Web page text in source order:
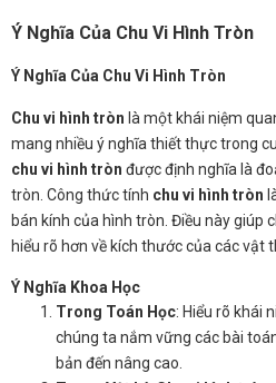
Ý Nghĩa Của Chu Vi Hình Tròn
Ý Nghĩa Của Chu Vi Hình Tròn
Chu vi hình tròn là một khái niệm
mang nhiều ý nghĩa thiết thực trong
chu vi hình tròn được định nghĩa là
tròn. Công thức tính chu vi hình tròn
bán kính của hình tròn. Điều này giúp
hiểu rõ hơn về kích thước của các vật
Ý Nghĩa Khoa Học
Trong Toán Học: Hiểu rõ khái
chúng ta nắm vững các bài
bản đến nâng cao.